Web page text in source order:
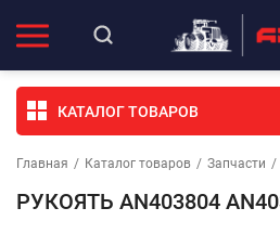
КАТАЛОГ ТОВАРОВ
Главная / Каталог товаров / Запчасти /
РУКОЯТЬ AN403804